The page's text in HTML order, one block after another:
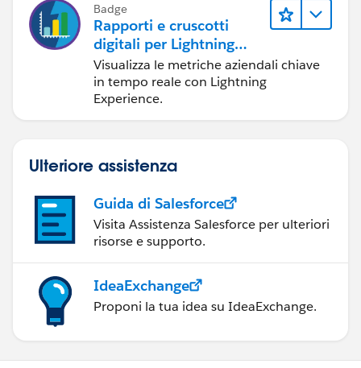
Badge
Rapporti e cruscotti
digitali per Lightning
Experience
Visualizza le metriche aziendali chiave
in tempo reale con Lightning
Experience.
Ulteriore assistenza
Guida di Salesforce
Visita Assistenza Salesforce per ulteriori
risorse e supporto.
IdeaExchange
Proponi la tua idea su IdeaExchange.